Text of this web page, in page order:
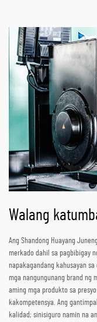
Walang
Ang Shandong Huayang
merkado dahil sa pagbibigay
napakagandang kahusayan
mga nangungunang brand ng
aming mga produkto sa
kakompetensya. Ang
kalidad; sinisiguro namin na